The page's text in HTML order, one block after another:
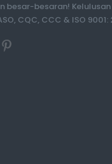
besar-besaran! Kelulusan
CQC, CCC & ISO